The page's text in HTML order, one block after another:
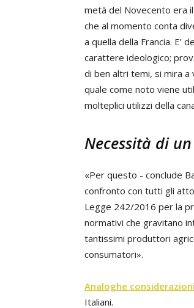
metà del Novecento era
che al momento conta
a quella della Francia. E’
carattere ideologico;
di ben altri temi, si mira
quale come noto viene
molteplici utilizzi della
Necessità di
«Per questo - conclude
confronto con tutti gli
Legge 242/2016 per la
normativi che gravitano
tantissimi produttori
consumatori».
Analoghe considerazioni
Italiani.